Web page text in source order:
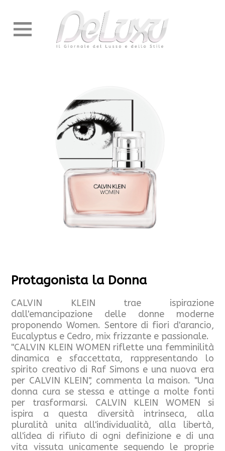
Protagonista la Donna
CALVIN KLEIN trae ispirazione
dall'emancipazione delle donne moderne
proponendo Women. Sentore di fiori d'arancio,
Eucalyptus e Cedro, mix frizzante e passionale.
"CALVIN KLEIN WOMEN riflette una femminilità
dinamica e sfaccettata, rappresentando lo
spirito creativo di Raf Simons e una nuova era
per CALVIN KLEIN", commenta la maison. "Una
donna cura se stessa e attinge a molte fonti
per trasformarsi. CALVIN KLEIN WOMEN si
ispira a questa diversità intrinseca, alla
pluralità unita all'individualità, alla libertà,
all'idea di rifiuto di ogni definizione e di una
vita vissuta unicamente seguendo le proprie